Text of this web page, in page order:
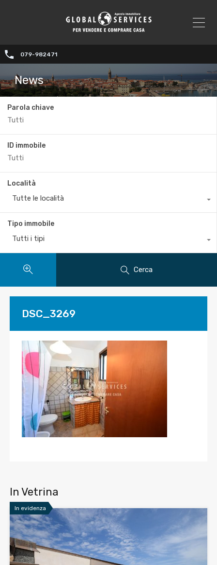
079-982471
News
Parola chiave
ID immobile
Località
Tutte le località
Tipo immobile
Tutti i tipi
Cerca
DSC_3269
In Vetrina
In evidenza